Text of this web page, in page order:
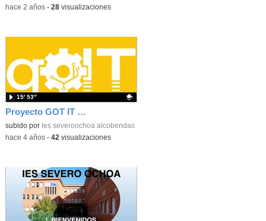
-hace 2 años- 28visualizaciones
Proyecto GOT IT con Inspiring Girls y Tata Consulting
Contenido educativo.
subido por Ies severoochoa alcobendas
15′ 53″
-hace 4 años- 42 visualizaciones